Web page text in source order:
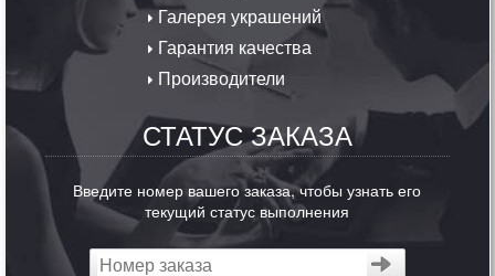
Галерея украшений
Гарантия качества
Производители
СТАТУС ЗАКАЗА
Введите номер вашего заказа, чтобы узнать его
текущий статус выполнения